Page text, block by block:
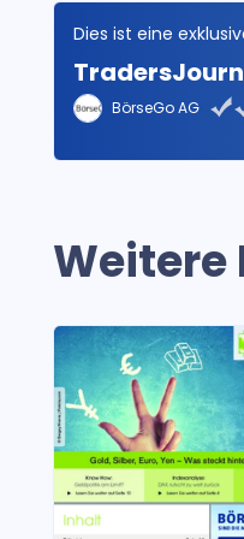
Dies ist eine
BörseGo AG
Weitere